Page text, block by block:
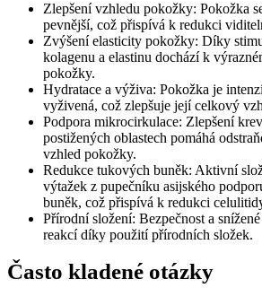
Zlepšení vzhledu pokožky: Pokožka
pevnější, což přispívá k redukci
Zvýšení elasticity pokožky: Díky
kolagenu a elastinu dochází k
pokožky.
Hydratace a výživa: Pokožka je
vyživená, což zlepšuje její celkový
Podpora mikrocirkulace: Zlepšení
postižených oblastech pomáhá
vzhled pokožky.
Redukce tukových buněk: Aktivní
výtažek z pupečníku asijského
buněk, což přispívá k redukci
Přírodní složení: Bezpečnost a
reakcí díky použití přírodních složek.
Často kladené otázky